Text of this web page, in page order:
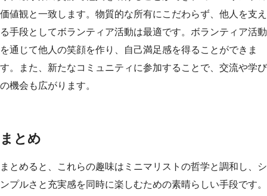
価値観と一致します。物質的な所有にこだわらず、他人を支え
る手段としてボランティア活動は最適です。ボランティア活動
を通じて他人の笑顔を作り、自己満足感を得ることができま
す。また、新たなコミュニティに参加することで、交流や学び
の機会も広がります。
まとめ
まとめると、これらの趣味はミニマリストの哲学と調和し、シ
ンプルさと充実感を同時に楽しむための素晴らしい手段です。